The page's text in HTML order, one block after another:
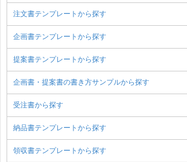
注文書テンプレートから探す
企画書テンプレートから探す
提案書テンプレートから探す
企画書・提案書の書き方サンプルから探す
受注書から探す
納品書テンプレートから探す
領収書テンプレートから探す